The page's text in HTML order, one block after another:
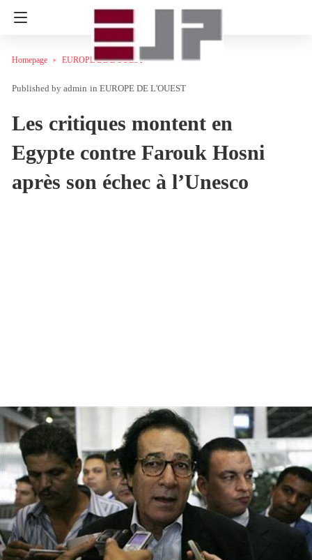
Homepage EUROPE DE L'OUEST
admin in EUROPE DE L'OUEST
Les critiques montent en
Egypte contre Farouk Hosni
après son échec à l’Unesco